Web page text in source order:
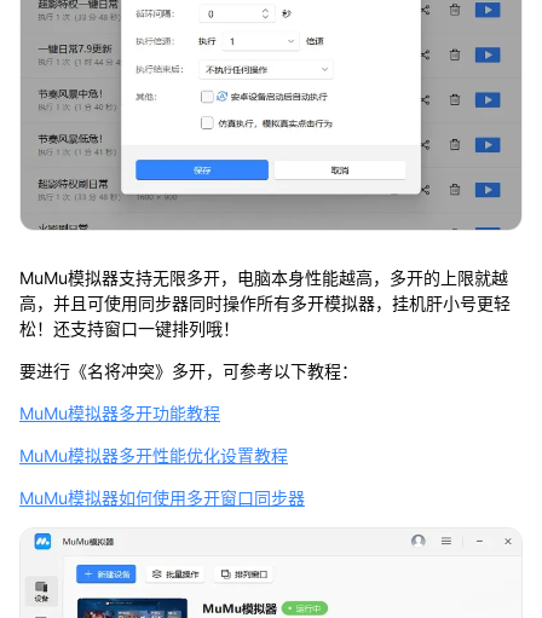
MuMu模拟器支持无限多开，电脑本身性能越高，多开的上限就越
高，并且可使用同步器同时操作所有多开模拟器，挂机肝小号更轻
松！还支持窗口一键排列哦！
要进行《名将冲突》多开，可参考以下教程：
MuMu模拟器多开功能教程
MuMu模拟器多开性能优化设置教程
MuMu模拟器如何使用多开窗口同步器